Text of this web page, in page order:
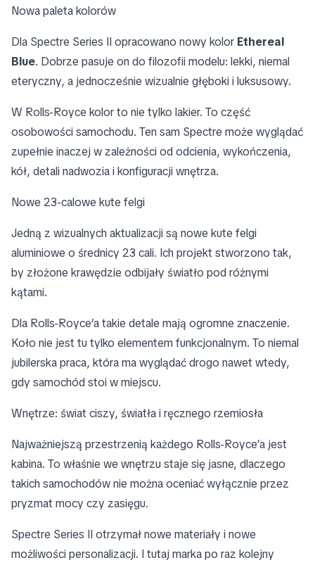
Nowa paleta kolorów
Dla Spectre Series II opracowano nowy kolor Ethereal
Blue. Dobrze pasuje on do filozofii modelu: lekki, niemal
eteryczny, a jednocześnie wizualnie głęboki i luksusowy.
W Rolls-Royce kolor to nie tylko lakier. To część
osobowości samochodu. Ten sam Spectre może wyglądać
zupełnie inaczej w zależności od odcienia, wykończenia,
kół, detali nadwozia i konfiguracji wnętrza.
Nowe 23-calowe kute felgi
Jedną z wizualnych aktualizacji są nowe kute felgi
aluminiowe o średnicy 23 cali. Ich projekt stworzono tak,
by złożone krawędzie odbijały światło pod różnymi
kątami.
Dla Rolls-Royce’a takie detale mają ogromne znaczenie.
Koło nie jest tu tylko elementem funkcjonalnym. To niemal
jubilerska praca, która ma wyglądać drogo nawet wtedy,
gdy samochód stoi w miejscu.
Wnętrze: świat ciszy, światła i ręcznego rzemiosła
Najważniejszą przestrzenią każdego Rolls-Royce’a jest
kabina. To właśnie we wnętrzu staje się jasne, dlaczego
takich samochodów nie można oceniać wyłącznie przez
pryzmat mocy czy zasięgu.
Spectre Series II otrzymał nowe materiały i nowe
możliwości personalizacji. I tutaj marka po raz kolejny